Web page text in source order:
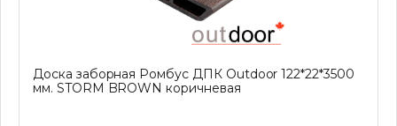
Доска заборная Ромбус ДПК Outdoor 122*22*3500
мм. STORM BROWN коричневая